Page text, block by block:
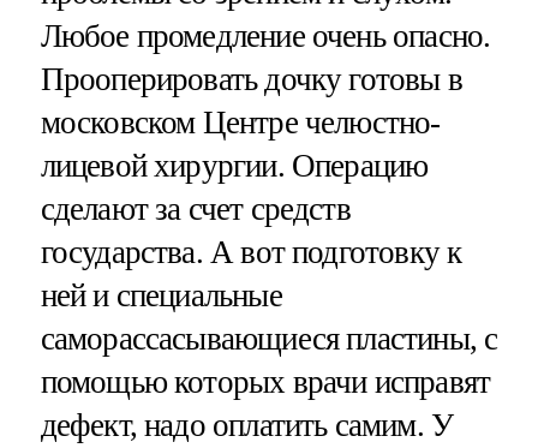
Любое промедление очень опасно.
Прооперировать дочку готовы в
московском Центре челюстно-
лицевой хирургии. Операцию
сделают за счет средств
государства. А вот подготовку к
ней и специальные
саморассасывающиеся пластины, с
помощью которых врачи исправят
дефект, надо оплатить самим. У